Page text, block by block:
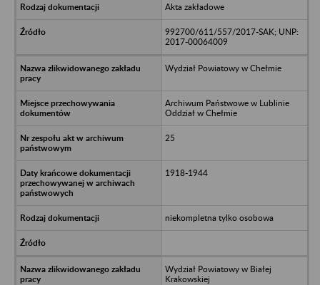
Akta zakładowe
992700/611/557/2017-SAK; UNP:
2017-00064009
Wydział Powiatowy w Chełmie
Archiwum Państwowe w Lublinie
Oddział w Chełmie
25
1918-1944
niekompletna tylko osobowa
Wydział Powiatowy w Białej
Krakowskiej